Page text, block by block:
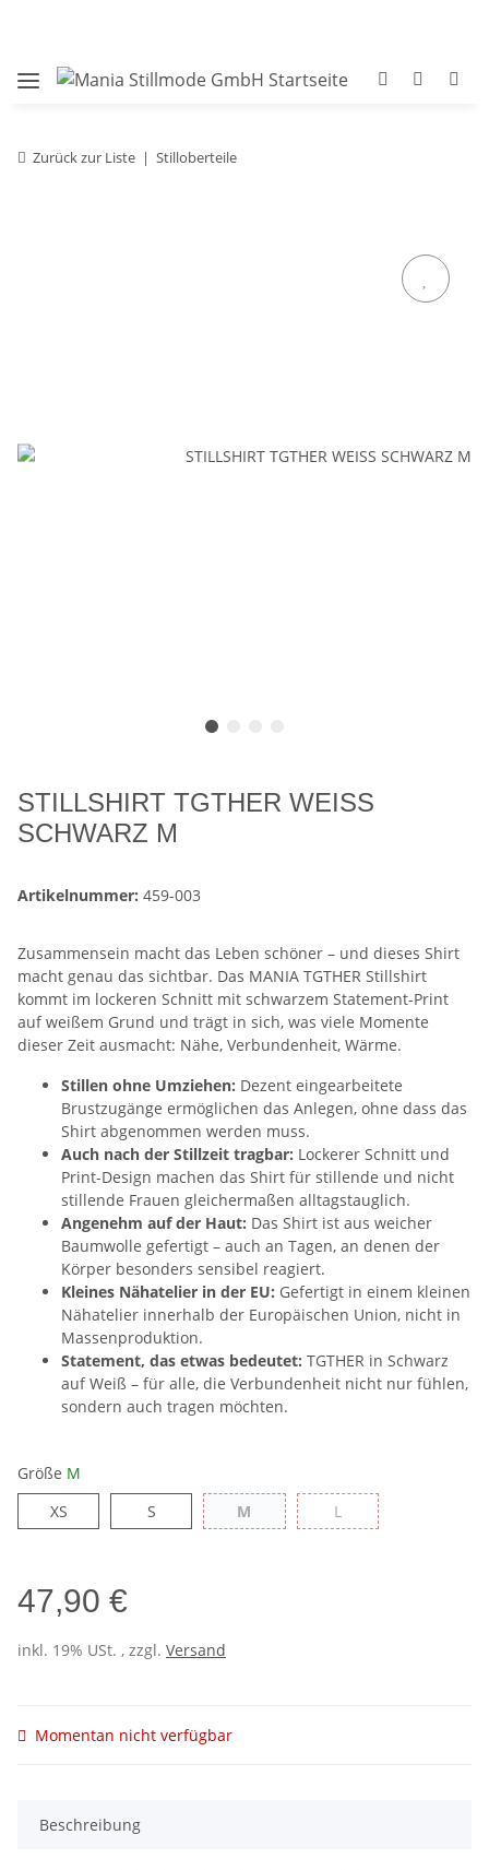
Zurück zur Liste Stilloberteile
STILLSHIRT TGTHER WEISS
SCHWARZ M
Artikelnummer: 459-003
Zusammensein macht das Leben schöner – und dieses Shirt
macht genau das sichtbar. Das MANIA TGTHER Stillshirt
kommt im lockeren Schnitt mit schwarzem Statement-Print
auf weißem Grund und trägt in sich, was viele Momente
dieser Zeit ausmacht: Nähe, Verbundenheit, Wärme.
Stillen ohne Umziehen: Dezent eingearbeitete
Brustzugänge ermöglichen das Anlegen, ohne dass das
Shirt abgenommen werden muss.
Auch nach der Stillzeit tragbar: Lockerer Schnitt und
Print-Design machen das Shirt für stillende und nicht
stillende Frauen gleichermaßen alltagstauglich.
Angenehm auf der Haut: Das Shirt ist aus weicher
Baumwolle gefertigt – auch an Tagen, an denen der
Körper besonders sensibel reagiert.
Kleines Nähatelier in der EU: Gefertigt in einem kleinen
Nähatelier innerhalb der Europäischen Union, nicht in
Massenproduktion.
Statement, das etwas bedeutet: TGTHER in Schwarz
auf Weiß – für alle, die Verbundenheit nicht nur fühlen,
sondern auch tragen möchten.
Größe M
XSXS SS M L
47,90 €
inkl. 19% USt. , zzgl. Versand
Momentan nicht verfügbar
Beschreibung